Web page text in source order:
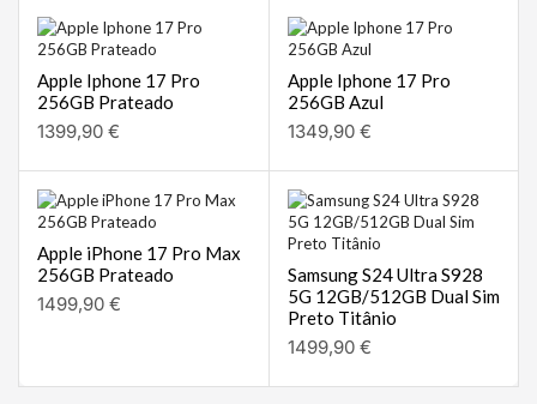
Apple Iphone 17 Pro
256GB Prateado
1399,90 €
Apple Iphone 17 Pro
256GB Azul
1349,90 €
Apple iPhone 17 Pro Max
256GB Prateado
1499,90 €
Samsung S24 Ultra S928
5G 12GB/512GB Dual Sim
Preto Titânio
1499,90 €